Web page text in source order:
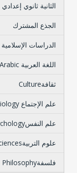
الثانية ثانوي إعدادي
الجذع المشترك
الدراسات الإسلامية Islamic Studies
اللغة العربية Arabic
ثقافةCulture
علم الإجتماع Sociology
علم النفسPsychology
علوم التربيةEducational Sciences
فلسفةPhilosophy